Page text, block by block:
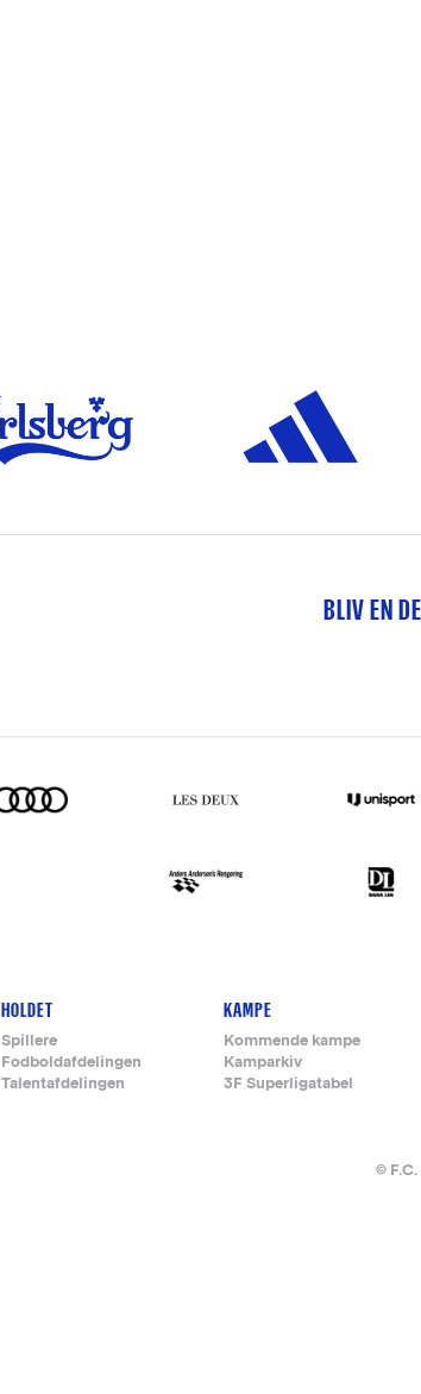
BLIV EN
Footer-
menu
HOLDET
Spillere
Fodboldafdelingen
Talentafdelingen
KAMPE
Kommende kampe
Kamparkiv
3F Superligatabel
©